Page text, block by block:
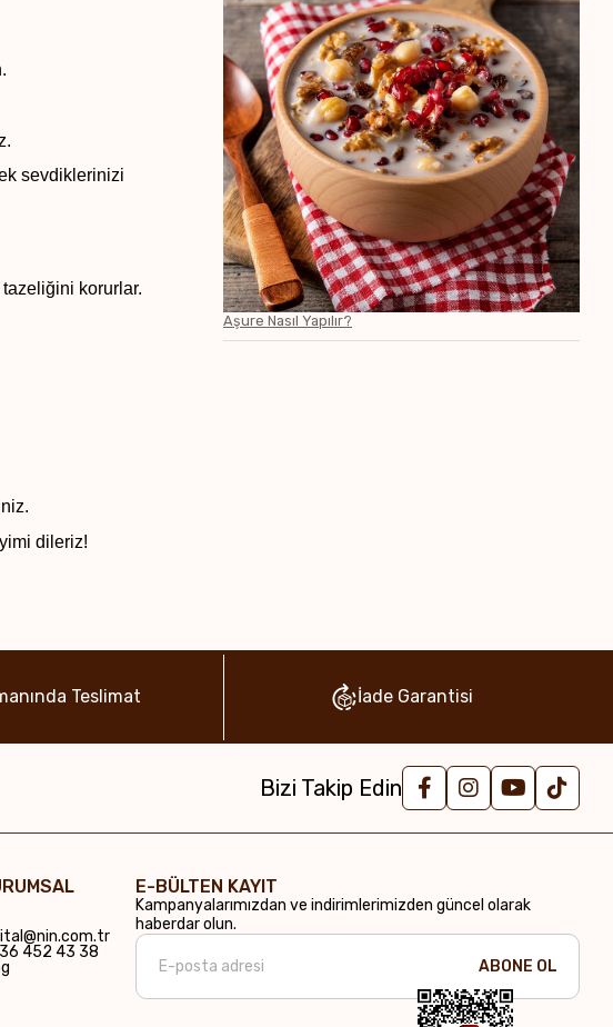
sevdiklerinizi
korurlar.
dileriz!
Aşure Nasıl Yapılır?
Teslimat İade Garantisi
Bizi Takip Edin
452 43 38
E-BÜLTEN KAYIT
Kampanyalarımızdan ve indirimlerimizden güncel olarak
haberdar olun.
ABONE OL